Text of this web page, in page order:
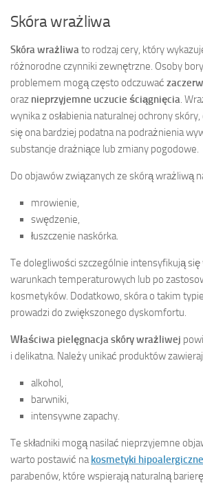
Skóra wrażliwa
Skóra wrażliwato rodzaj cery, który
różnorodne czynniki zewnętrzne. Osoby
problemem mogą często odczuwać
oraz nieprzyjemne uczucie ściągnięcia.
wynika z osłabienia naturalnej ochrony
się ona bardziej podatna na podrażnienia
substancje drażniące lub zmiany pogodowe.
Do objawów związanych ze skórą wrażliwą
mrowienie,
swędzenie,
łuszczenie naskórka.
Te dolegliwości szczególnie intensyfikują
warunkach temperaturowych lub po
kosmetyków. Dodatkowo, skóra o takim
prowadzi do zwiększonego dyskomfortu.
Właściwa pielęgnacja skóry wrażliwej
i delikatna. Należy unikać produktów
alkohol,
barwniki,
intensywne zapachy.
Te składniki mogą nasilać nieprzyjemne
warto postawić nakosmetyki hipoalergiczne
parabenów, które wspierają naturalną